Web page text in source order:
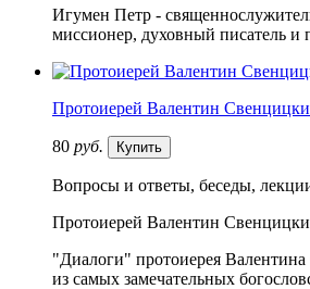
Игумен Петр -
миссионер, духовный писатель и
Протоиерей Валентин
80 руб. Купить
Вопросы и ответы, беседы,
Протоиерей Валентин
"Диалоги" протоиерея
из самых замечательных